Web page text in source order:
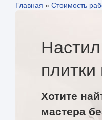
Главная » Стоимость
Хотите
мастера